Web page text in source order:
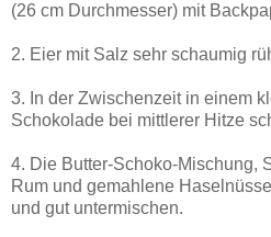
(26 cm Durchmesser) mit
2. Eier mit Salz sehr schaumig
3. In der Zwischenzeit in einem
Schokolade bei mittlerer Hitze
4. Die Butter-Schoko-Mischung,
Rum und gemahlene
und gut untermischen.